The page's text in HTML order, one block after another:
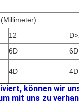
12
6D
6D
4D 4D
können wir
mit uns zu